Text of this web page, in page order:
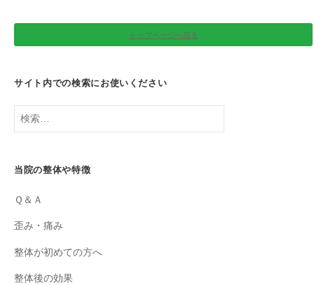
トップページへ戻る
サイト内での検索にお使いください
検
索:
当院の整体や特徴
Ｑ＆Ａ
歪み・痛み
整体が初めての方へ
整体後の効果